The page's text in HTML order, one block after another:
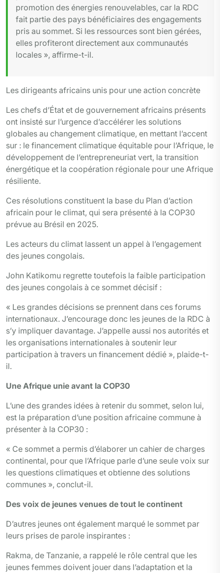
promotion des énergies renouvelables, car la RDC
fait partie des pays bénéficiaires des engagements
pris au sommet. Si les ressources sont bien gérées,
elles profiteront directement aux communautés
locales », affirme-t-il.
Les dirigeants africains unis pour une action concrète
Les chefs d’État et de gouvernement africains présents
ont insisté sur l’urgence d’accélérer les solutions
globales au changement climatique, en mettant l’accent
sur : le financement climatique équitable pour l’Afrique, le
développement de l’entrepreneuriat vert, la transition
énergétique et la coopération régionale pour une Afrique
résiliente.
Ces résolutions constituent la base du Plan d’action
africain pour le climat, qui sera présenté à la COP30
prévue au Brésil en 2025.
Les acteurs du climat lassent un appel à l’engagement
des jeunes congolais.
John Katikomu regrette toutefois la faible participation
des jeunes congolais à ce sommet décisif :
« Les grandes décisions se prennent dans ces forums
internationaux. J’encourage donc les jeunes de la RDC à
s’y impliquer davantage. J’appelle aussi nos autorités et
les organisations internationales à soutenir leur
participation à travers un financement dédié », plaide-t-
il.
Une Afrique unie avant la COP30
L’une des grandes idées à retenir du sommet, selon lui,
est la préparation d’une position africaine commune à
présenter à la COP30 :
« Ce sommet a permis d’élaborer un cahier de charges
continental, pour que l’Afrique parle d’une seule voix sur
les questions climatiques et obtienne des solutions
communes », conclut-il.
Des voix de jeunes venues de tout le continent
D’autres jeunes ont également marqué le sommet par
leurs prises de parole inspirantes :
Rakma, de Tanzanie, a rappelé le rôle central que les
jeunes femmes doivent jouer dans l’adaptation et la